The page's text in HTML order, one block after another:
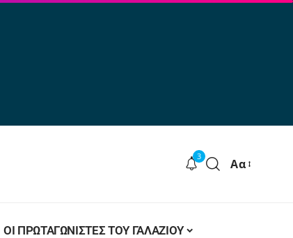
3 Αα
ΟΙ ΠΡΩΤΑΓΩΝΙΣΤΕΣ ΤΟΥ ΓΑΛΑΖΙΟΥ